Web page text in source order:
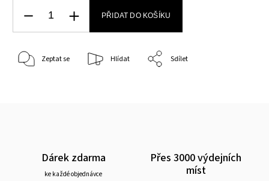
PŘIDAT DO KOŠÍKU
Zeptat se Hlídat Sdílet
Dárek zdarma
ke každé objednávce
Přes 3000 výdejních
míst